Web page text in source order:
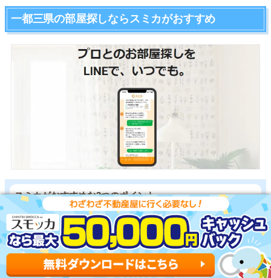
一都三県の部屋探しならスミカがおすすめ
スミカがおすすめな3つのポイント
一都三県ほぼ全ての物件を用意
早朝から深夜まで相談可能
ネットにない物件をタイムリーに紹介